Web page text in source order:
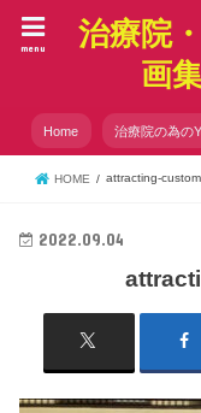
治療院
画
menu
Home 治療院の為の
HOME attracting-
2022.09.04